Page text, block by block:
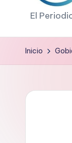
p
e
g
El
Inicio